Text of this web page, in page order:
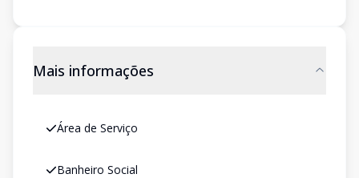
Mais informações
Área de Serviço
Banheiro Social